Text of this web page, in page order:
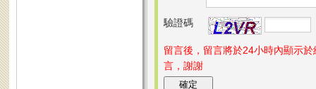
驗證碼
留言後，留言將於24小時內顯示
言，謝謝